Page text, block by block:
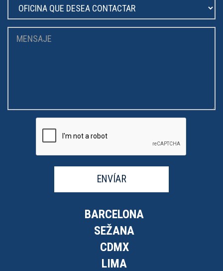
ENVÍAR
BARCELONA
SEŽANA
CDMX
LIMA